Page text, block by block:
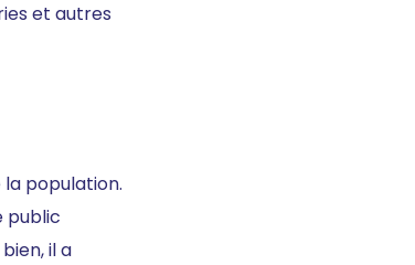
et autres
population.
public
il a